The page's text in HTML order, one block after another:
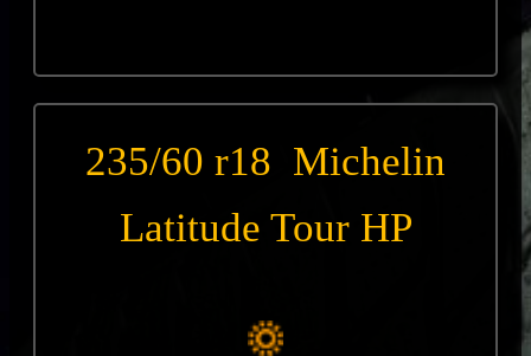
235/60 r18 Michelin
Latitude Tour HP